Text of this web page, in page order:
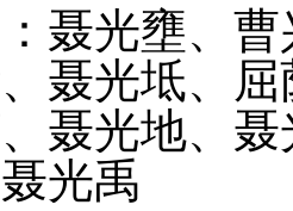
聂光壅、
聂光坻、
聂光地、
光禹